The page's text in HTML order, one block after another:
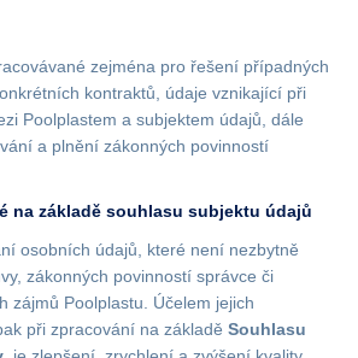
zejména pro řešení případných
kontraktů, údaje vznikající při
Poolplastem a subjektem údajů, dále
a plnění zákonných povinností
na základě souhlasu subjektu údajů
osobních údajů, které není nezbytně
zákonných povinností správce či
zájmů Poolplastu. Účelem jejich
při zpracování na základě Souhlasu